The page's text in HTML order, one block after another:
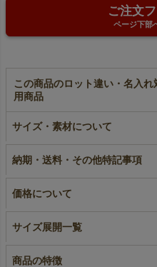
ご注文
ページ下部
この商品のロット違い・名入
用商品
【名入れ対応】ホック
付き不織布ショルダー
100枚入
名入れ
【小
入～
小ロット
サイズ・素材について
納期・送料・その他特記事項
価格について
サイズ展開一覧
商品の特徴